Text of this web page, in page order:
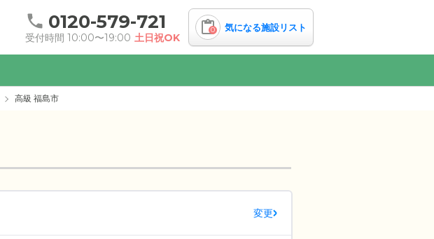
0120-579-721
受付時間 10:00〜19:00 土日祝OK
0 気になる施設リスト
高級 福島市
変更